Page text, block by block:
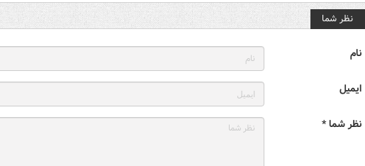
نظر شما
نام
ایمیل
نظر شما *